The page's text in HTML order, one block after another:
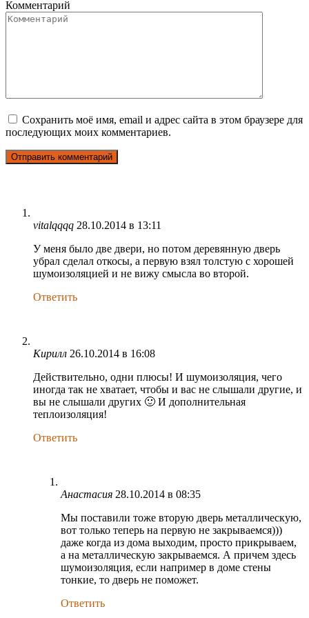
Комментарий
Сохранить моё имя, email и адрес сайта в этом браузере для
последующих моих комментариев.
vitalqqqq 28.10.2014 в 13:11
У меня было две двери, но потом деревянную дверь
убрал сделал откосы, а первую взял толстую с хорошей
шумоизоляцией и не вижу смысла во второй.
Ответить
Кирилл 26.10.2014 в 16:08
Действительно, одни плюсы! И шумоизоляция, чего
иногда так не хватает, чтобы и вас не слышали другие, и
вы не слышали других 🙂 И дополнительная
теплоизоляция!
Ответить
Анастасия 28.10.2014 в 08:35
Мы поставили тоже вторую дверь металлическую,
вот только теперь на первую не закрываемся)))
даже когда из дома выходим, просто прикрываем,
а на металлическую закрываемся. А причем здесь
шумоизоляция, если например в доме стены
тонкие, то дверь не поможет.
Ответить